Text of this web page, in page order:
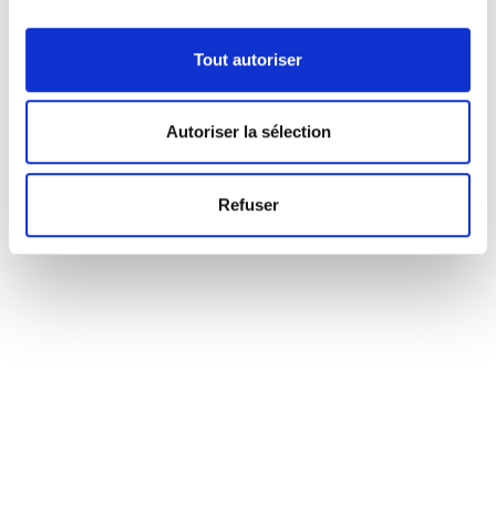
Tout autoriser
Autoriser la sélection
Refuser